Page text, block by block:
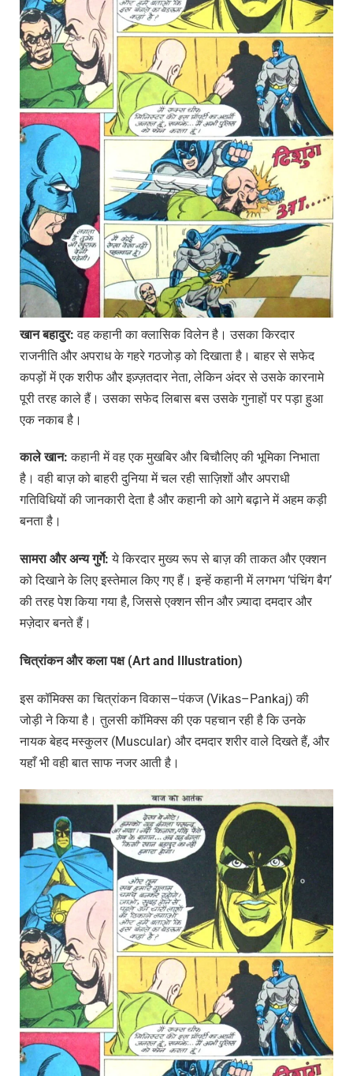
खान बहादुर: वह कहानी का क्लासिक विलेन है। उसका किरदार
राजनीति और अपराध के गहरे गठजोड़ को दिखाता है। बाहर से सफेद
कपड़ों में एक शरीफ और इज़्ज़तदार नेता, लेकिन अंदर से उसके कारनामे
पूरी तरह काले हैं। उसका सफेद लिबास बस उसके गुनाहों पर पड़ा हुआ
एक नकाब है।
काले खान: कहानी में वह एक मुखबिर और बिचौलिए की भूमिका निभाता
है। वही बाज़ को बाहरी दुनिया में चल रही साज़िशों और अपराधी
गतिविधियों की जानकारी देता है और कहानी को आगे बढ़ाने में अहम कड़ी
बनता है।
सामरा और अन्य गुर्गे: ये किरदार मुख्य रूप से बाज़ की ताकत और एक्शन
को दिखाने के लिए इस्तेमाल किए गए हैं। इन्हें कहानी में लगभग ‘पंचिंग बैग’
की तरह पेश किया गया है, जिससे एक्शन सीन और ज़्यादा दमदार और
मज़ेदार बनते हैं।
चित्रांकन और कला पक्ष(Art and Illustration)
इस कॉमिक्स का चित्रांकन विकास–पंकज (Vikas–Pankaj) की
जोड़ी ने किया है। तुलसी कॉमिक्स की एक पहचान रही है कि उनके
नायक बेहद मस्कुलर (Muscular) और दमदार शरीर वाले दिखते हैं, और
यहाँ भी वही बात साफ नजर आती है।